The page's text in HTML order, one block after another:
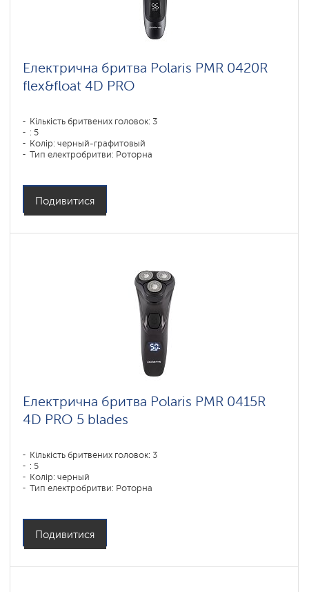
Електрична бритва Polaris PMR 0420R
flex&float 4D PRO
Кількість бритвених головок: 3
: 5
Колір: черный-графитовый
Тип електробритви: Роторна
Час зарядки акумулятора: 1,5
Подивитися
Електрична бритва Polaris PMR 0415R
4D PRO 5 blades
Кількість бритвених головок: 3
: 5
Колір: черный
Тип електробритви: Роторна
Час зарядки акумулятора: 1,15
Подивитися